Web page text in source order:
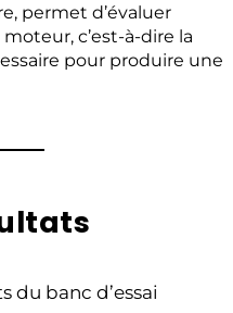
permet d’évaluer
c’est-à-dire la
pour produire une
du banc d’essai